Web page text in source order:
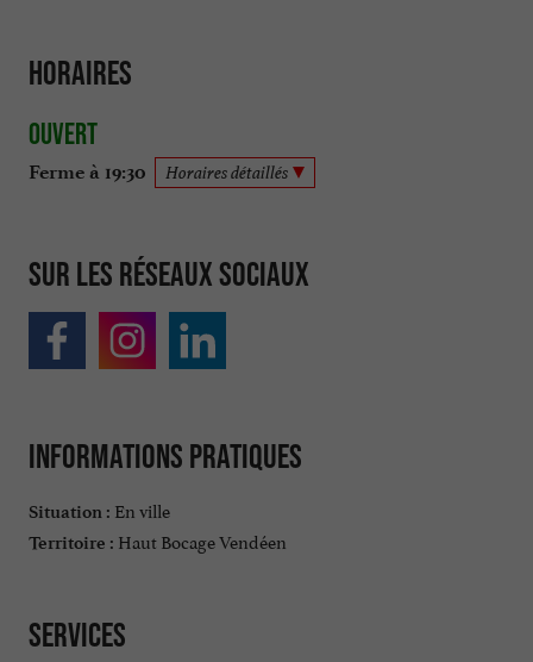
Horaires
Ouvert
Ferme à 19:30 Horaires détaillés
Sur les réseaux sociaux
Informations pratiques
Situation : En ville
Territoire : Haut Bocage Vendéen
Services